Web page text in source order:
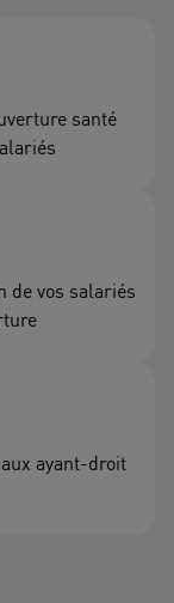
santé
de vos salariés
ayant-droit